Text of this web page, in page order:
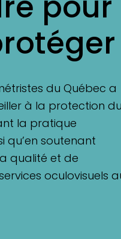
du Québec a
à la protection du
la pratique
qu’en soutenant
qualité et de
oculovisuels